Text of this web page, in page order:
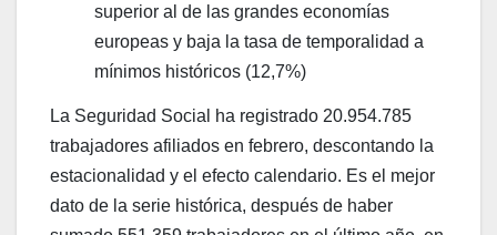
superior al de las grandes economías
europeas y baja la tasa de temporalidad a
mínimos históricos (12,7%)
La Seguridad Social ha registrado 20.954.785
trabajadores afiliados en febrero, descontando la
estacionalidad y el efecto calendario. Es el mejor
dato de la serie histórica, después de haber